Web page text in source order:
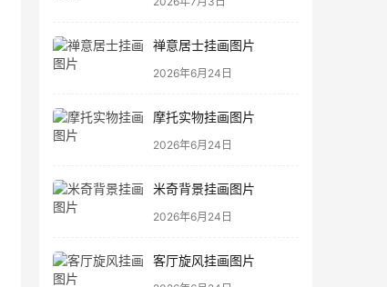
禅意居士挂画图片
2026年6月24日
摩托实物挂画图片
2026年6月24日
米奇背景挂画图片
2026年6月24日
客厅旋风挂画图片